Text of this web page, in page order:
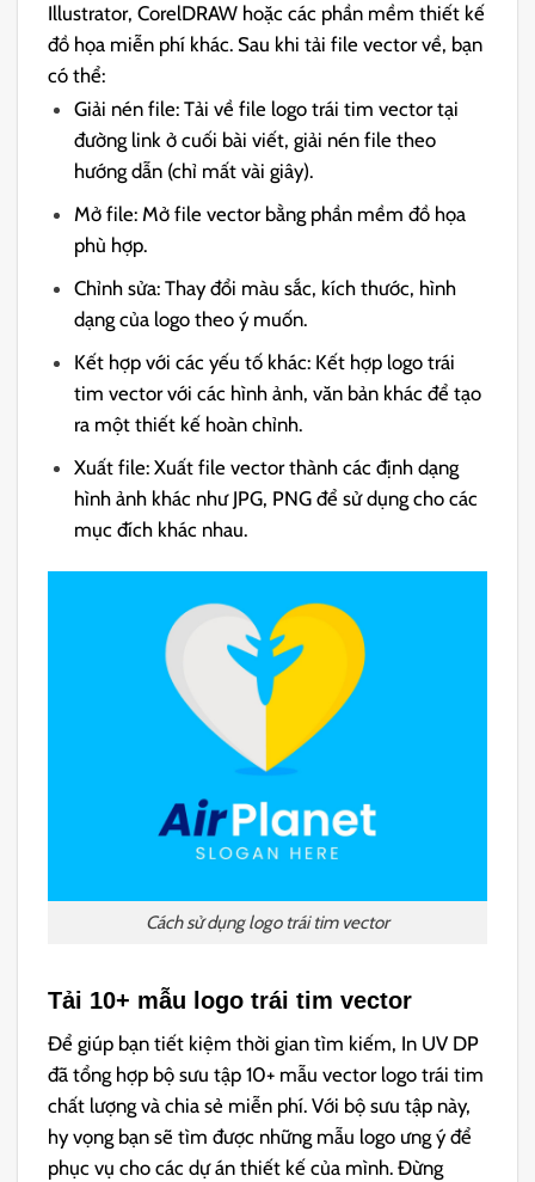
Illustrator, CorelDRAW hoặc các phần mềm thiết kế
đồ họa miễn phí khác. Sau khi tải file vector về, bạn
có thể:
Giải nén file: Tải về file logo trái tim vector tại
đường link ở cuối bài viết, giải nén file theo
hướng dẫn (chỉ mất vài giây).
Mở file: Mở file vector bằng phần mềm đồ họa
phù hợp.
Chỉnh sửa: Thay đổi màu sắc, kích thước, hình
dạng của logo theo ý muốn.
Kết hợp với các yếu tố khác: Kết hợp logo trái
tim vector với các hình ảnh, văn bản khác để tạo
ra một thiết kế hoàn chỉnh.
Xuất file: Xuất file vector thành các định dạng
hình ảnh khác như JPG, PNG để sử dụng cho các
mục đích khác nhau.
Cách sử dụng logo trái tim vector
Tải 10+ mẫu logo trái tim vector
Để giúp bạn tiết kiệm thời gian tìm kiếm, In UV DP
đã tổng hợp bộ sưu tập 10+ mẫu vector logo trái tim
chất lượng và chia sẻ miễn phí. Với bộ sưu tập này,
hy vọng bạn sẽ tìm được những mẫu logo ưng ý để
phục vụ cho các dự án thiết kế của mình. Đừng